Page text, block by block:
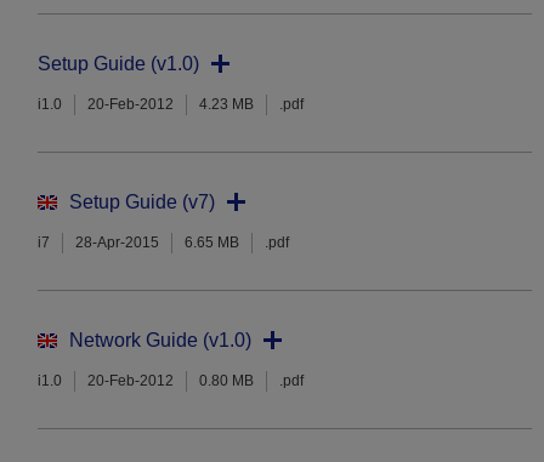
Setup Guide (v1.0)
i1.0 20-Feb-2012 4.23 MB .pdf
Setup Guide (v7)
i7 28-Apr-2015 6.65 MB .pdf
Network Guide (v1.0)
i1.0 20-Feb-2012 0.80 MB .pdf